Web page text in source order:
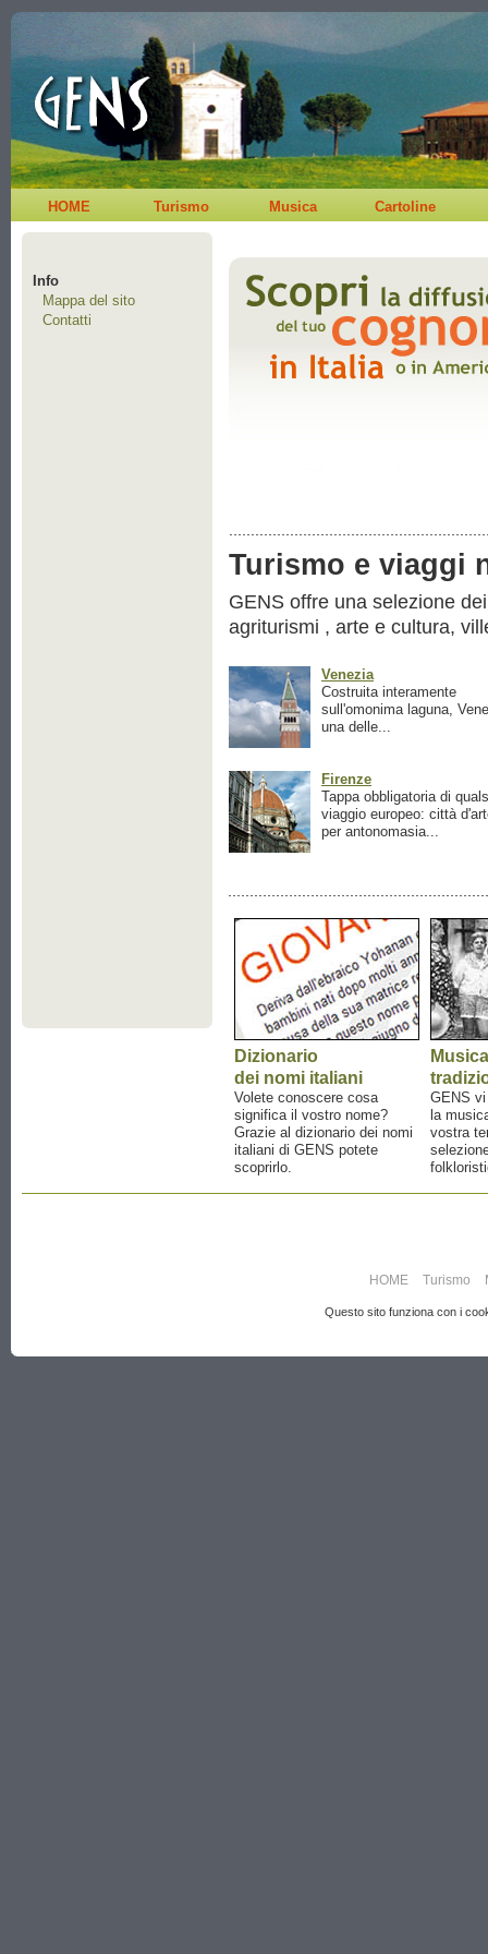
HOME Turismo Musica Cartoline
Info
Mappa del sito
Contatti
Turismo e viaggi
GENS offre una selezione
agriturismi , arte e cultura,
Venezia
Costruita interamente
sull'omonima laguna,
una delle...
Firenze
Tappa obbligatoria di
viaggio europeo: città
per antonomasia...
Dizionario
dei nomi italiani
Volete conoscere cosa
significa il vostro nome?
Grazie al dizionario dei nomi
italiani di GENS potete
scoprirlo.
Musica
GENS
la
vostra
HOME Turismo
Questo sito funziona con i